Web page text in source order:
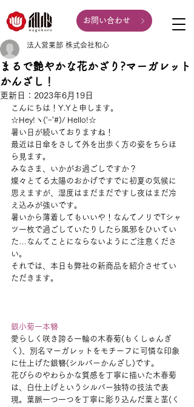
お問い合わせ
まるで艶やかな花かざり?マーガレット
かんざし！
法人営業部 株式会社和心
更新日： 2023年6月19日
こんにちは！Y.Yと申します。
☆Hey!ヽ(‘ｰ’#)/ Hello!☆
暑い日が続いておりますね！
最近は日傘をさして外を出歩く方の姿をちらほ
ら見ます。
みなさま、いかがお過ごしですか？
燦々とてる太陽のおかげですでに初夏の気候に
思えますが、湿度はまだまだですし夜はまだ冷
え込みが強いです。
暑いから薄着してもいいや！なんてノリでTシャ
ツ一枚で過ごしていたりしたら風邪をひいてい
た…なんてことにならないようにご注意くださ
い。
それでは、本日も弊社の新商品を紹介させてい
ただきます。
銀小菊一本簪
愛らしく咲き誇る一輪の木春菊(もくしゅんぎ
く)、別名マーガレットをモチーフに可憐な印象
に仕上げた銀簪(シルバーかんざし)です。
花びらのやわらかな質感を丁寧に描いた木春菊
は、白仕上げというシルバー独特の技法で表
現。葉脈一つ一つを丁寧に彫り込んだ葉と茎(く